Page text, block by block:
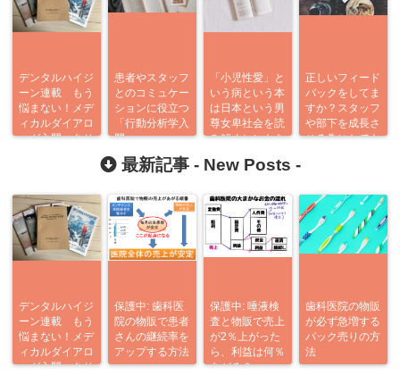
デンタルハイジ
ーン連載 もう
悩まない！メデ
ィカルダイアロ
ーグ入門 あり
患者やスタッフ
とのコミュケー
ションに役立つ
「行動分析学入
門」
「小児性愛」と
いう病という本
は日本という男
尊女卑社会を読
み解くヒントを
正しいフィード
バックをしてま
すか？スタッフ
や部下を成長さ
せる為にとても
最新記事 - New Posts -
デンタルハイジ
ーン連載 もう
悩まない！メデ
ィカルダイアロ
ーグ入門 あり
保護中: 歯科医
院の物販で患者
さんの継続率を
アップする方法
保護中: 唾液検
査と物販で売上
が2％上がった
ら、利益は何％
あがる？
歯科医院の物販
が必ず急増する
パック売りの方
法